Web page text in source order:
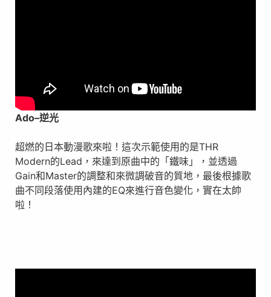
Ado–逆光
超燃的日本動漫歌來啦！這次示範使用的是THR
Modern的Lead，來達到原曲中的「鐵味」，並透過
Gain和Master的調整和來微調破音的質地，最後根據歌
曲不同段落使用內建的EQ來進行音色變化，實在太帥
啦！